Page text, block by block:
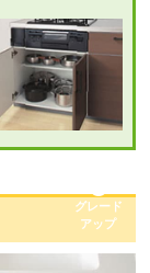
プも可能で
グレード
アップ